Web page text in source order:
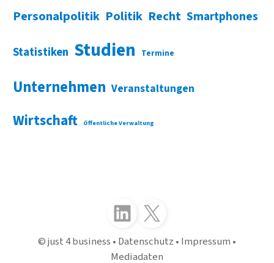
Personalpolitik Politik Recht Smartphones
Statistiken Studien Termine
Unternehmen Veranstaltungen
Wirtschaft Öffentliche Verwaltung
Folgen Sie uns auf LinkedInFolgen Sie uns auf X (Twitter)
just 4 business Datenschutz Impressum
Mediadaten